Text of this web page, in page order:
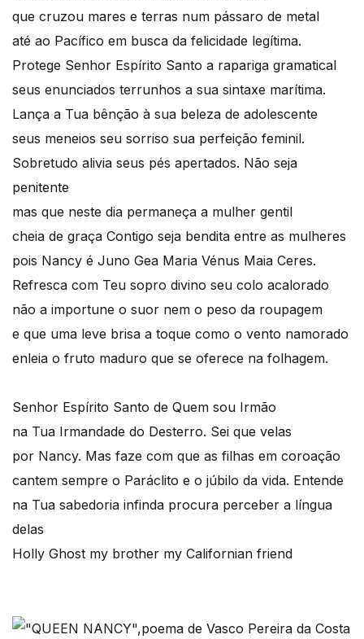
que cruzou mares e terras num pássaro de metal
até ao Pacífico em busca da felicidade legítima.
Protege Senhor Espírito Santo a rapariga gramatical
seus enunciados terrunhos a sua sintaxe marítima.
Lança a Tua bênção à sua beleza de adolescente
seus meneios seu sorriso sua perfeição feminil.
Sobretudo alivia seus pés apertados. Não seja
penitente
mas que neste dia permaneça a mulher gentil
cheia de graça Contigo seja bendita entre as mulheres
pois Nancy é Juno Gea Maria Vénus Maia Ceres.
Refresca com Teu sopro divino seu colo acalorado
não a importune o suor nem o peso da roupagem
e que uma leve brisa a toque como o vento namorado
enleia o fruto maduro que se oferece na folhagem.
Senhor Espírito Santo de Quem sou Irmão
na Tua Irmandade do Desterro. Sei que velas
por Nancy. Mas faze com que as filhas em coroação
cantem sempre o Paráclito e o júbilo da vida. Entende
na Tua sabedoria infinda procura perceber a língua
delas
Holly Ghost my brother my Californian friend